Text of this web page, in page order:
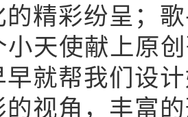
的精彩纷呈；
小天使献上原
早就帮我们设
视角，丰富的